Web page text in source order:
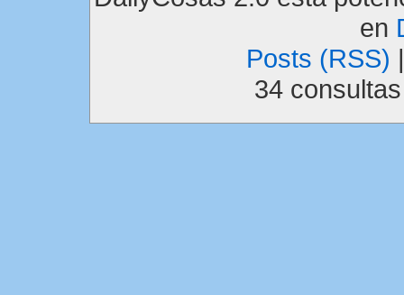
en
Posts (RSS)
34